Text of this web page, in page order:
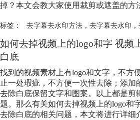
掉？本文会教大家使用裁剪或遮盖的方
标签： 去字幕去水印方法， 去字幕去水印 ，
如何去掉视频上的logo和字 视频
白底
找到的视频素材上有logo和文字，不方
止一处瑕疵，不方便一次性去除；添加
去除白底保留文字和图案。以上都是剪
题。那么有关如何去掉视频上的logo和
去除白底的相关问题，本文将进行详细